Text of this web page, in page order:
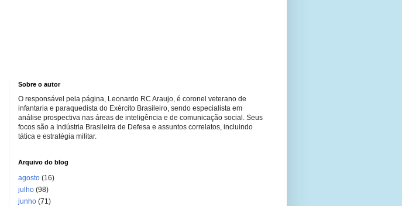
Sobre o autor
O responsável pela página, Leonardo RC Araujo, é coronel veterano de
infantaria e paraquedista do Exército Brasileiro, sendo especialista em
análise prospectiva nas áreas de inteligência e de comunicação social. Seus
focos são a Indústria Brasileira de Defesa e assuntos correlatos, incluindo
tática e estratégia militar.
Arquivo do blog
agosto (16)
julho (98)
junho (71)